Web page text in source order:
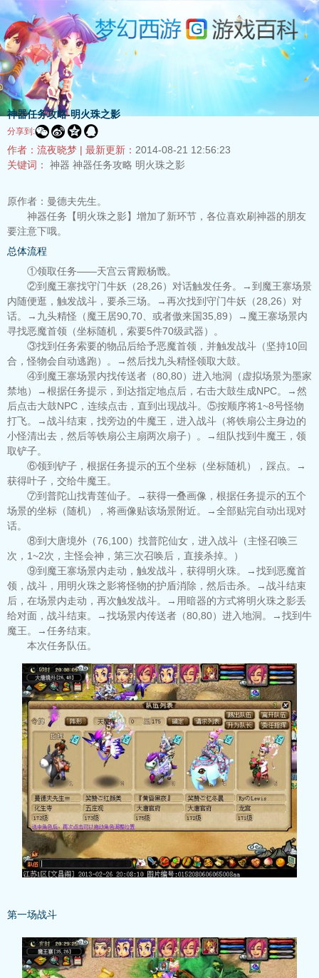
神器任务攻略-明火珠之影
分享到: 
作者：流夜晓梦 | 最新更新： 2014-08-21 12:56:23
关键词： 神器 神器任务攻略 明火珠之影
原作者：曼德夫先生。
神器任务【明火珠之影】增加了新环节，各位喜欢刷神器的朋友
要注意下哦。
总体流程
①领取任务——天宫云霄殿杨戬。
②到魔王寨找守门牛妖（28,26）对话触发任务。→到魔王寨场景
内随便逛，触发战斗，要杀三场。→再次找到守门牛妖（28,26）对
话。→九头精怪（魔王居90,70、或者傲来国35,89）→魔王寨场景内
寻找恶魔首领（坐标随机，索要5件70级武器）。
③找到任务索要的物品后给予恶魔首领，并触发战斗（坚持10回
合，怪物会自动逃跑）。→然后找九头精怪领取大鼓。
④到魔王寨场景内找传送者（80,80）进入地洞（虚拟场景为墨家
禁地）→根据任务提示，到达指定地点后，右击大鼓生成NPC。→然
后点击大鼓NPC，连续点击，直到出现战斗。⑤按顺序将1~8号怪物
打飞。→战斗结束，找旁边的牛魔王，进入战斗（将铁扇公主身边的
小怪清出去，然后等铁扇公主扇两次扇子）。→组队找到牛魔王，领
取铲子。
⑥领到铲子，根据任务提示的五个坐标（坐标随机），踩点。→
获得叶子，交给牛魔王。
⑦到普陀山找青莲仙子。→获得一叠画像，根据任务提示的五个
场景的坐标（随机），将画像贴该场景附近。→全部贴完自动出现对
话。
⑧到大唐境外（76,100）找普陀仙女，进入战斗（主怪召唤三
次，1~2次，主怪会神，第三次召唤后，直接杀掉。）
⑨到魔王寨场景内走动，触发战斗，获得明火珠。→找到恶魔首
领，战斗，用明火珠之影将怪物的护盾消除，然后击杀。→战斗结束
后，在场景内走动，再次触发战斗。→用暗器的方式将明火珠之影丢
给对面，战斗结束。→找场景内传送者（80,80）进入地洞。→找到牛
魔王。→任务结束。
本次任务队伍。
第一场战斗